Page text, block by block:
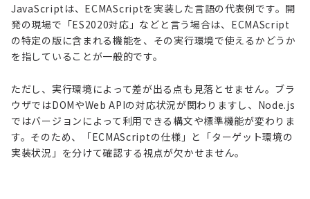
JavaScriptは、ECMAScriptを実装した言語の代表例です。開
発の現場で「ES2020対応」などと言う場合は、ECMAScript
の特定の版に含まれる機能を、その実行環境で使えるかどうか
を指していることが一般的です。
ただし、実行環境によって差が出る点も見落とせません。ブラ
ウザではDOMやWeb APIの対応状況が関わりますし、Node.js
ではバージョンによって利用できる構文や標準機能が変わりま
す。そのため、「ECMAScriptの仕様」と「ターゲット環境の
実装状況」を分けて確認する視点が欠かせません。